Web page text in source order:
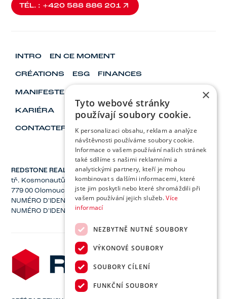
TÉL. : +420 588 886 201
TÉL. : +420 588 886 201
REDSTONE REAL ESTATE, Inc.
tř. Kosmonautů 1221/2a
779 00 Olomouc
NUMÉRO D'IDENTIFICATION : 04137582
NUMÉRO D'IDENTIFICATION FISCALE : CZ04137582
INTRO EN CE MOMENT
CRÉATIONS ESG FINANCES
MANIFESTE
KARIÉRA
CONTACTER
×
Tyto webové stránky
používají soubory cookie.
K personalizaci obsahu, reklam a analýze
návštěvnosti používáme soubory cookie.
Informace o vašem používání našich stránek
také sdílíme s našimi reklamními a
analytickými partnery, kteří je mohou
kombinovat s dalšími informacemi, které
jste jim poskytli nebo které shromáždili při
vašem používání jejich služeb.Více
informací
NEZBYTNĚ NUTNÉ SOUBORY
VÝKONOVÉ SOUBORY
SOUBORY CÍLENÍ
FUNKČNÍ SOUBORY